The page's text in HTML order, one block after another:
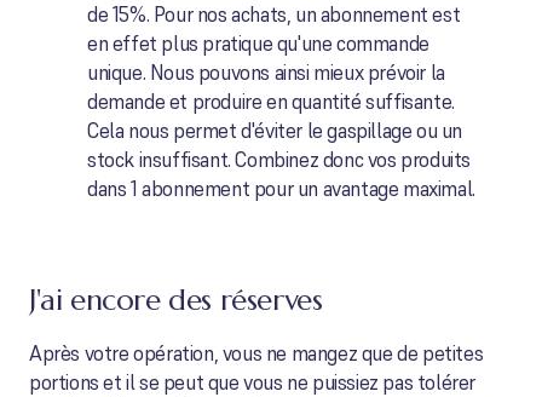
de 15%. Pour nos achats, un abonnement est
en effet plus pratique qu'une commande
unique. Nous pouvons ainsi mieux prévoir la
demande et produire en quantité suffisante.
Cela nous permet d'éviter le gaspillage ou un
stock insuffisant. Combinez donc vos produits
dans 1 abonnement pour un avantage maximal.
J'ai encore des réserves
Après votre opération, vous ne mangez que de petites
portions et il se peut que vous ne puissiez pas tolérer